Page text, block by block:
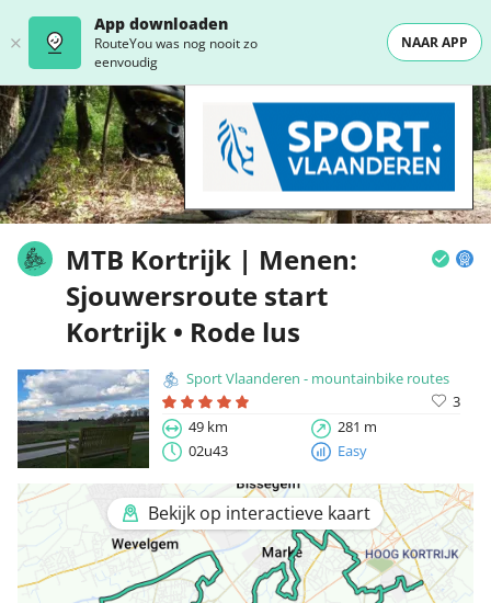
App downloaden
RouteYou was nog nooit zo
eenvoudig
NAAR APP
MTB Kortrijk | Menen:
Sjouwersroute start
Kortrijk • Rode lus
Sport Vlaanderen - mountainbike routes
3
49 km
281 m
02u43
Easy
Bekijk op interactieve kaart